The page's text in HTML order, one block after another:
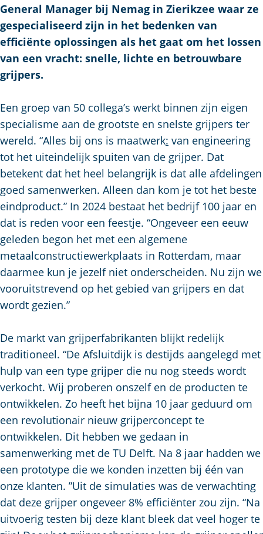
General Manager bij Nemag in Zierikzee waar ze
gespecialiseerd zijn in het bedenken van
efficiënte oplossingen als het gaat om het lossen
van een vracht: snelle, lichte en betrouwbare
grijpers.
Een groep van 50 collega’s werkt binnen zijn eigen
specialisme aan de grootste en snelste grijpers ter
wereld. “Alles bij ons is maatwerk: van engineering
tot het uiteindelijk spuiten van de grijper. Dat
betekent dat het heel belangrijk is dat alle afdelingen
goed samenwerken. Alleen dan kom je tot het beste
eindproduct.” In 2024 bestaat het bedrijf 100 jaar en
dat is reden voor een feestje. “Ongeveer een eeuw
geleden begon het met een algemene
metaalconstructiewerkplaats in Rotterdam, maar
daarmee kun je jezelf niet onderscheiden. Nu zijn we
vooruitstrevend op het gebied van grijpers en dat
wordt gezien.”
De markt van grijperfabrikanten blijkt redelijk
traditioneel. “De Afsluitdijk is destijds aangelegd met
hulp van een type grijper die nu nog steeds wordt
verkocht. Wij proberen onszelf en de producten te
ontwikkelen. Zo heeft het bijna 10 jaar geduurd om
een revolutionair nieuw grijperconcept te
ontwikkelen. Dit hebben we gedaan in
samenwerking met de TU Delft. Na 8 jaar hadden we
een prototype die we konden inzetten bij één van
onze klanten. ”Uit de simulaties was de verwachting
dat deze grijper ongeveer 8% efficiënter zou zijn. “Na
uitvoerig testen bij deze klant bleek dat veel hoger te